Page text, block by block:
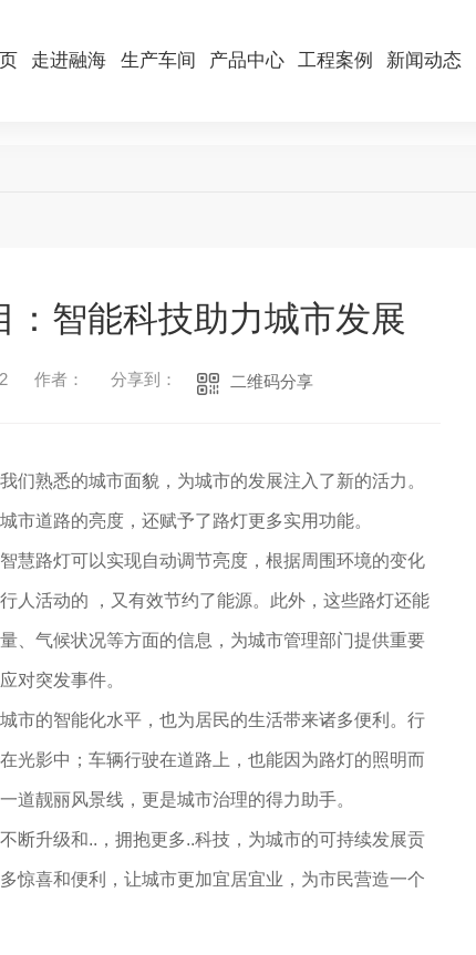
走进融海 生产车间 产品中心 工程案例 新闻动态
：智能科技助力城市发展
作者： 分享到： 二维码分享
们熟悉的城市面貌，为城市的发展注入了新的活力。
市道路的亮度，还赋予了路灯更多实用功能。
慧路灯可以实现自动调节亮度，根据周围环境的变化
人活动的 ，又有效节约了能源。此外，这些路灯还能
、气候状况等方面的信息，为城市管理部门提供重要
对突发事件。
市的智能化水平，也为居民的生活带来诸多便利。行
光影中；车辆行驶在道路上，也能因为路灯的照明而
道靓丽风景线，更是城市治理的得力助手。
断升级和..，拥抱更多..科技，为城市的可持续发展贡
惊喜和便利，让城市更加宜居宜业，为市民营造一个